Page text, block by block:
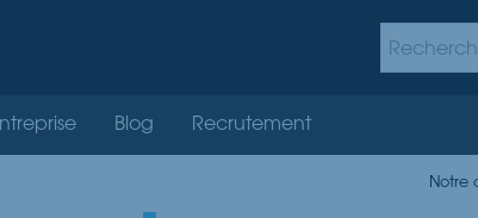
Blog Recrutement
Notre